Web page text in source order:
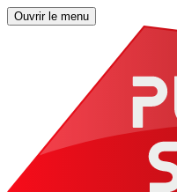
Ouvrir le menu